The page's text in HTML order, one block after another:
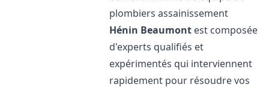
plombiers assainissement
Hénin Beaumont est composée
d'experts qualifiés et
expérimentés qui interviennent
rapidement pour résoudre vos